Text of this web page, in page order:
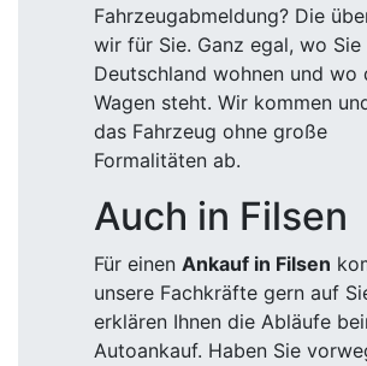
Fahrzeugabmeldung? Die
wir für Sie. Ganz egal, wo Sie
Deutschland wohnen und wo
Wagen steht. Wir kommen
das Fahrzeug ohne große
Formalitäten ab.
Auch in Filsen
Für einen Ankauf in Filsen
unsere Fachkräfte gern auf
erklären Ihnen die Abläufe
Autoankauf. Haben Sie